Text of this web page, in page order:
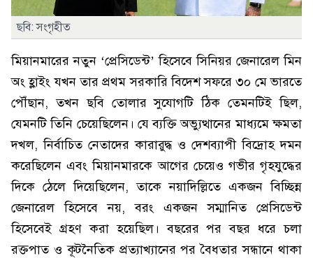
ছবি: সংগৃহীত
মিয়ানমারের নতুন ‘প্রেসিডেন্ট’ হিসেবে সিনিয়র জেনারেল মিন
অং হ্লাইং যখন তার প্রথম সরকারি বিদেশ সফরে ৩০ মে ভারতে
পৌঁছান, তখন ছবি তোলার সুযোগটি ঠিক তেমনটিই ছিল,
যেমনটি তিনি চেয়েছিলেন। যে ব্যক্তি অভ্যুত্থানের মাধ্যমে ক্ষমতা
দখল, নির্বাচিত নেতাদের কারারুদ্ধ ও দেশব্যাপী বিদ্রোহ দমন
করেছিলেন এবং মিয়ানমারকে আগের চেয়েও গভীর গৃহযুদ্ধের
দিকে ঠেলে দিয়েছিলেন, তাকে নয়াদিল্লিতে একজন বিচ্ছিন্ন
জেনারেল হিসেবে নয়, বরং একজন সম্মানিত প্রেসিডেন্ট
হিসেবেই গ্রহণ করা হয়েছিল। বছরের পর বছর ধরে চলা
রক্তপাত ও কূটনৈতিক প্রত্যাখ্যানের পর বৈধতার সন্ধানে থাকা